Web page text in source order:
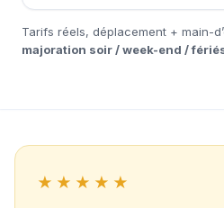
Tarifs réels, déplacement + main-
majoration soir / week-end /
★★★★★